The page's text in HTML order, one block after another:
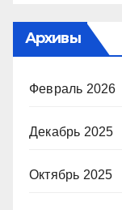
Архивы
Февраль 2026
Декабрь 2025
Октябрь 2025